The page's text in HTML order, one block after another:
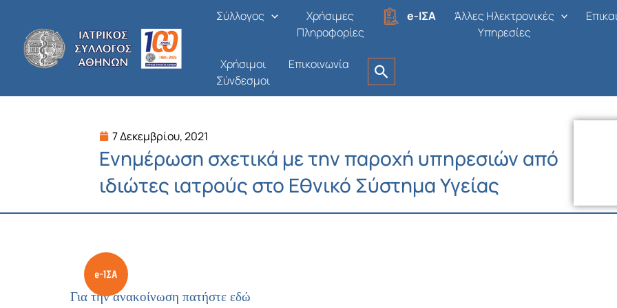
περιεχόμενο
Σύλλογος
Χρήσιμες
Πληροφορίες
e-ΙΣΑ
Άλλες Ηλεκτρονικές
Υπηρεσίες
Χρήσιμοι
Σύνδεσμοι
Επικοινωνία
7 Δεκεμβρίου, 2021
Ενημέρωση σχετικά με την παροχή υπηρεσιών από
ιδιώτες ιατρούς στο Εθνικό Σύστημα Υγείας
Για την ανακοίνωση πατήστε εδώ